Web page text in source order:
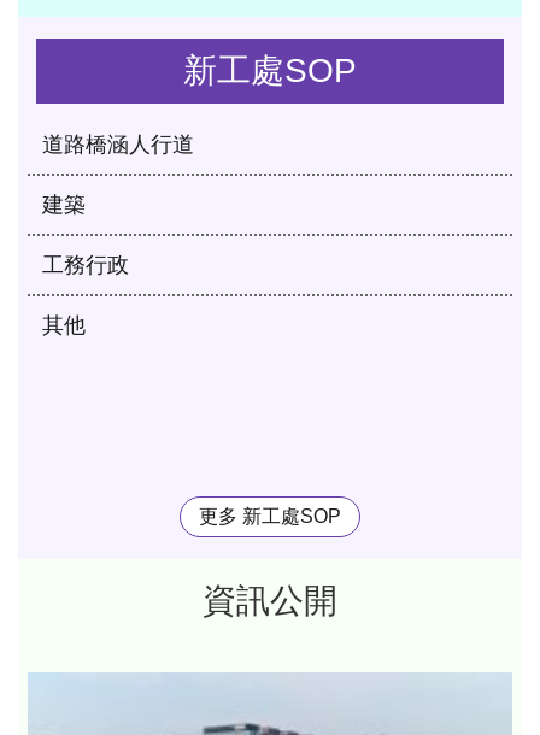
新工處SOP
道路橋涵人行道
建築
工務行政
其他
更多 新工處SOP
資訊公開